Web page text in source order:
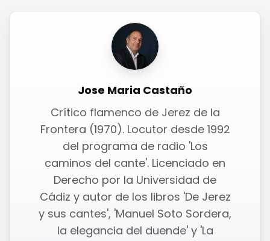
Jose Maria Castaño
Crítico flamenco de Jerez de la
Frontera (1970). Locutor desde 1992
del programa de radio 'Los
caminos del cante'. Licenciado en
Derecho por la Universidad de
Cádiz y autor de los libros 'De Jerez
y sus cantes', 'Manuel Soto Sordera,
la elegancia del duende' y 'La